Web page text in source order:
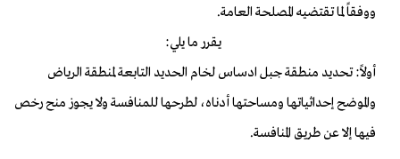
ووفقاً لما تقتضيه المصلحة العامة.
يقرر ما يلي:
أولاً: تحديد منطقة جبل ادساس لخام الحديد التابعة لمنطقة الرياض
والموضح إحداثياتها ومساحتها أدناه، لطرحها للمنافسة ولا يجوز منح رخص
فيها إلا عن طريق المنافسة.